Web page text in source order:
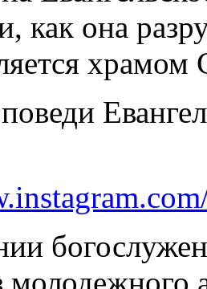
как она
храмом